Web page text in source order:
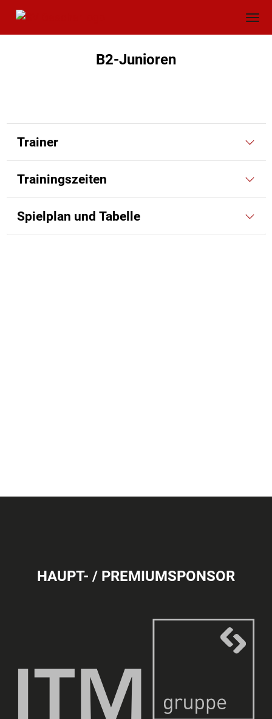
B2-Junioren
Trainer
Trainingszeiten
Spielplan und Tabelle
HAUPT- / PREMIUMSPONSOR